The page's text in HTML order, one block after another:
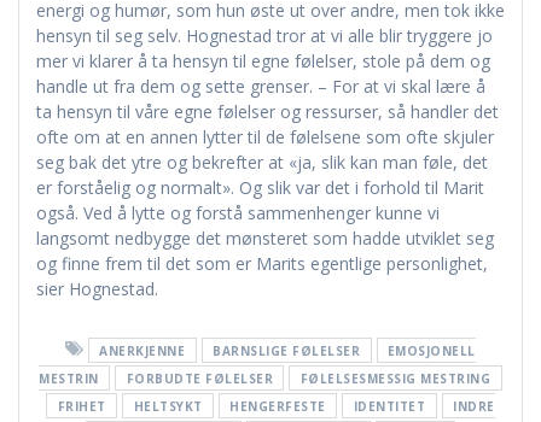
energi og humør, som hun øste ut over andre, men tok ikke
hensyn til seg selv. Hognestad tror at vi alle blir tryggere jo
mer vi klarer å ta hensyn til egne følelser, stole på dem og
handle ut fra dem og sette grenser. – For at vi skal lære å
ta hensyn til våre egne følelser og ressurser, så handler det
ofte om at en annen lytter til de følelsene som ofte skjuler
seg bak det ytre og bekrefter at «ja, slik kan man føle, det
er forståelig og normalt». Og slik var det i forhold til Marit
også. Ved å lytte og forstå sammenhenger kunne vi
langsomt nedbygge det mønsteret som hadde utviklet seg
og finne frem til det som er Marits egentlige personlighet,
sier Hognestad.
ANERKJENNE BARNSLIGE FØLELSER
EMOSJONELL
MESTRIN
FORBUDTE FØLELSER
FØLELSESMESSIG MESTRING
FRIHET
HELTSYKT HENGERFESTE IDENTITET
INDRE